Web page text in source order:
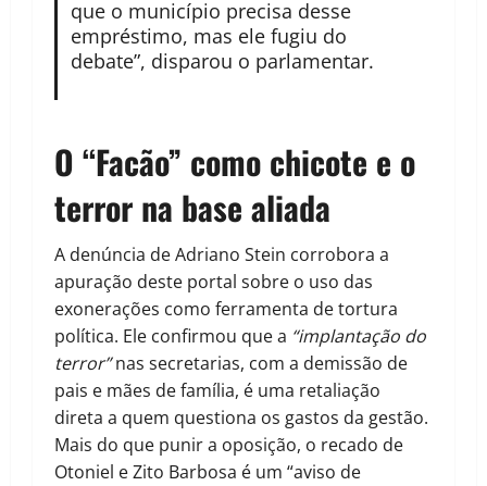
que o município precisa desse
empréstimo, mas ele fugiu do
debate”, disparou o parlamentar.
O “Facão” como chicote e o
terror na base aliada
A denúncia de Adriano Stein corrobora a
apuração deste portal sobre o uso das
exonerações como ferramenta de tortura
política. Ele confirmou que a “implantação do
terror”nas secretarias, com a demissão de
pais e mães de família, é uma retaliação
direta a quem questiona os gastos da gestão.
Mais do que punir a oposição, o recado de
Otoniel e Zito Barbosa é um “aviso de